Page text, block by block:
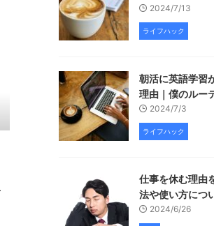
2024/7/13
ライフハック
朝活に英語学習
理由｜僕のルー
2024/7/3
ライフハック
仕事を休む理由
法や使い方につ
2024/6/26